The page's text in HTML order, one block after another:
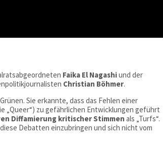
Faika El Nagashiund der
Christian Böhmer.
Sie erkannte, dass das Fehlen einer
„Queer“) zu gefährlichen Entwicklungen geführt
Diffamierung kritischer Stimmen als „Turfs“.
Debatten einzubringen und sich nicht vom